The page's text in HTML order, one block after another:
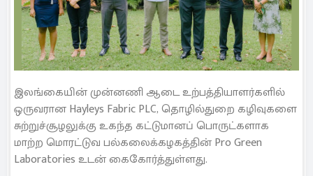
இலங்கையின் முன்னணி ஆடை உற்பத்தியாளர்களில்
ஒருவரான Hayleys Fabric PLC, தொழில்துறை கழிவுகளை
சுற்றுச்சூழலுக்கு உகந்த கட்டுமானப் பொருட்களாக
மாற்ற மொரட்டுவ பல்கலைக்கழகத்தின் Pro Green
Laboratories உடன் கைகோர்த்துள்ளது.